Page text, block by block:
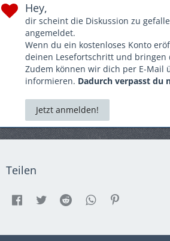
Hey,
dir scheint die Diskussion zu
angemeldet.
Wenn du ein kostenloses Konto
deinen Lesefortschritt und bringen
Zudem können wir dich per E-Mail
informieren. Dadurch verpasst du
Jetzt anmelden!
Teilen